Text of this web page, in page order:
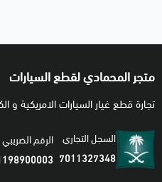
متجر المحمادي لقطع السيارات
تجارة قطع غيار السيارات الامريكية و
السجل التجاري
7011327348
الرقم الضريبي